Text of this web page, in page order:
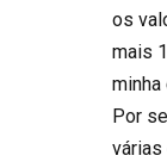
os
mais
minha
Por